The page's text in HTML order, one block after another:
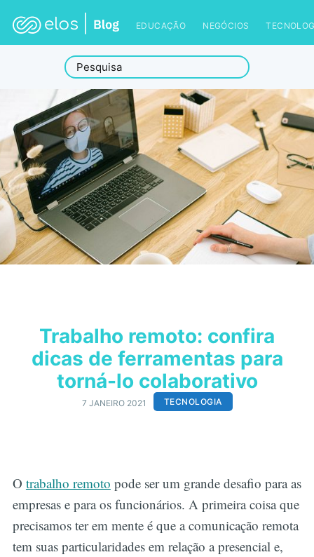
EDUCAÇÃO NEGÓCIOS
Trabalho remoto: confira
dicas de ferramentas para
torná-lo colaborativo
7 JANEIRO 2021 TECNOLOGIA
O trabalho remoto pode ser um grande desafio para as
empresas e para os funcionários. A primeira coisa que
precisamos ter em mente é que a comunicação remota
tem suas particularidades em relação a presencial e,